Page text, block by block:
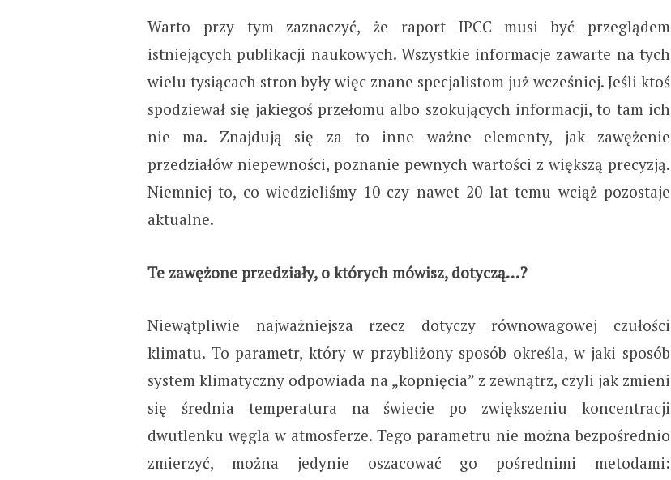
Warto przy tym zaznaczyć, że raport IPCC musi być przeglądem
istniejących publikacji naukowych. Wszystkie informacje zawarte na tych
wielu tysiącach stron były więc znane specjalistom już wcześniej. Jeśli ktoś
spodziewał się jakiegoś przełomu albo szokujących informacji, to tam ich
nie ma. Znajdują się za to inne ważne elementy, jak zawężenie
przedziałów niepewności, poznanie pewnych wartości z większą precyzją.
Niemniej to, co wiedzieliśmy 10 czy nawet 20 lat temu wciąż pozostaje
aktualne.
Te zawężone przedziały, o których mówisz, dotyczą…?
Niewątpliwie najważniejsza rzecz dotyczy równowagowej czułości
klimatu. To parametr, który w przybliżony sposób określa, w jaki sposób
system klimatyczny odpowiada na „kopnięcia” z zewnątrz, czyli jak zmieni
się średnia temperatura na świecie po zwiększeniu koncentracji
dwutlenku węgla w atmosferze. Tego parametru nie można bezpośrednio
zmierzyć, można jedynie oszacować go pośrednimi metodami: